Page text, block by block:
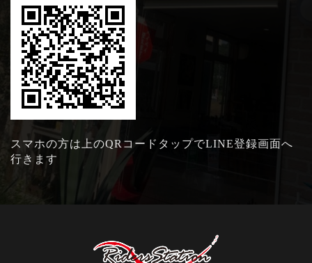
スマホの方は上のQRコードタップでLINE登録画面へ
行きます